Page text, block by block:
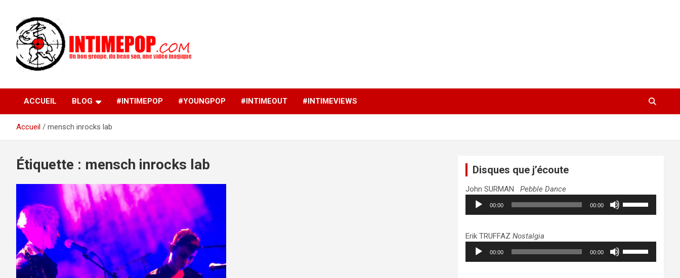
contenu
intimepop.com
musiques actuelles pop rock, post-rock, indé sur Lyon. rock pop
concert lyon
ACCUEIL BLOG #INTIMEPOP #YOUNGPOP #INTIMEOUT #INTIMEVIEWS
Accueil mensch inrocks lab
Étiquette : mensch inrocks lab Disques que j’écoute
John SURMANPebble Dance
Lecteur
audio
00:00 00:00
pour
augmenter
ou
Erik TRUFFAZNostalgia
Lecteur
audio
00:00 00:00